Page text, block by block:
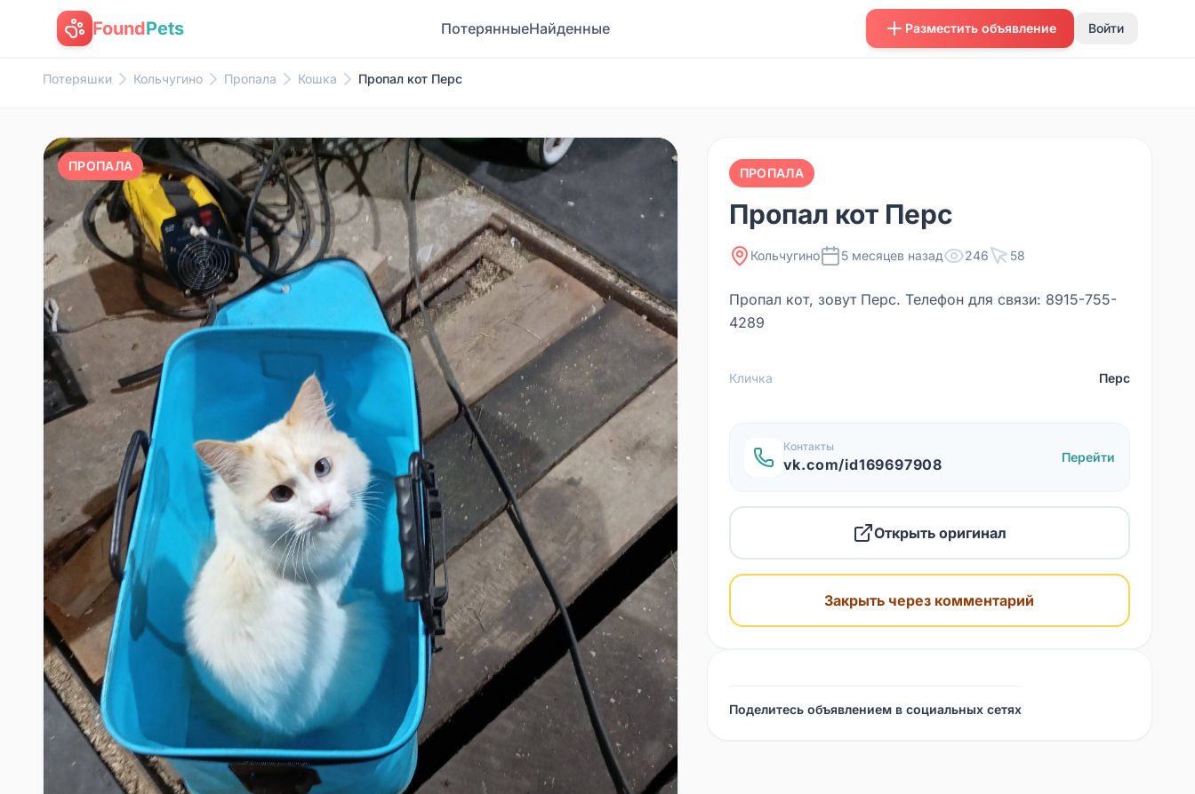
FoundPets ПотерянныеНайденные Разместить объявление Войти
Потеряшки Кольчугино Пропала Кошка Пропал кот Перс
ПРОПАЛА ПРОПАЛА
Пропал кот Перс
Кольчугино 5 месяцев назад 246 58
Пропал кот, зовут Перс. Телефон для связи: 8915-755-
4289
Кличка Перс
Контакты
vk.com/id169697908 Перейти
Открыть оригинал
Закрыть через комментарий
Поделитесь объявлением в социальных сетях